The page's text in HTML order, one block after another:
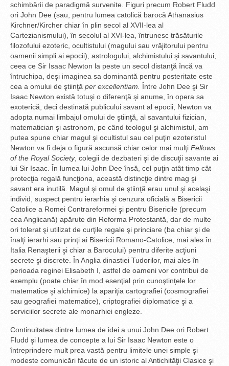
schimbării de paradigmă survenite. Figuri precum Robert Fludd
ori John Dee (sau, pentru lumea catolică barocă Athanasius
Kirchner/Kircher chiar în plin secol al XVII-lea al
Cartezianismului), în secolul al XVI-lea, întrunesc trăsăturile
filozofului ezoteric, ocultistului (magului sau vrăjitorului pentru
oamenii simpli ai epocii), astrologului, alchimistului şi savantului,
ceea ce Sir Isaac Newton la peste un secol distanţă încă va
întruchipa, deşi imaginea sa dominantă pentru posteritate este
cea a omului de ştiinţă per excellentiam.
Între John Dee şi Sir
Isaac Newton există totuşi o diferenţă şi anume, în opera sa
exoterică, deci destinată publicului savant al epocii, Newton va
adopta numai limbajul omului de ştiinţă, al savantului fizician,
matematician şi astronom, pe când teologul şi alchimistul, am
putea spune chiar magul şi ocultistul sau cel puţin ezoteristul
Newton va fi deja o figură ascunsă chiar celor mai mulţi Fellows
of the Royal Society, colegii de dezbateri şi de discuţii savante ai
lui Sir Isaac. În lumea lui John Dee însă, cel puţin atât timp cât
protecţia regală funcţiona, această distincţie dintre mag şi
savant era inutilă. Magul şi omul de ştiinţă erau unul şi acelaşi
individ, suspect pentru ierarhia şi cenzura oficială a Bisericii
Catolice a Romei Contrareformei şi pentru Bisericile (precum
cea Anglicană) apărute din Reforma Protestantă, dar de multe
ori tolerat şi utilizat de curţile regale şi princiare (ba chiar şi de
înalţi ierarhi sau prinţi ai Bisericii Romano-Catolice, mai ales în
Italia Renaşterii şi chiar a Barocului) pentru diferite acţiuni
secrete şi discrete. În Anglia dinastiei Tudorilor, mai ales în
perioada reginei Elisabeth I, astfel de oameni vor contribui de
exemplu (poate chiar în mod esenţial prin cunoştinţele lor
matematice şi alchimice) la apariţia cartografiei (cosmografiei
sau geografiei matematice), criptografiei diplomatice şi a
serviciilor secrete ale monarhiei engleze.
Continuitatea dintre lumea de idei a unui John Dee ori Robert
Fludd şi lumea de concepte a lui Sir Isaac Newton este o
întreprindere mult prea vastă pentru limitele unei simple şi
modeste comunicări făcute de un istoric al Antichităţii Clasice şi